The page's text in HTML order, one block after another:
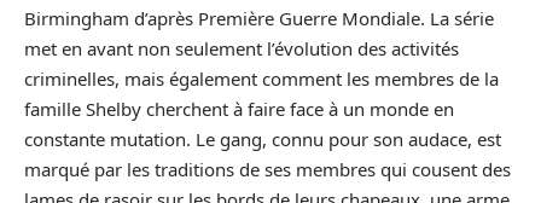
Birmingham d’après Première Guerre Mondiale. La série
met en avant non seulement l’évolution des activités
criminelles, mais également comment les membres de la
famille Shelby cherchent à faire face à un monde en
constante mutation. Le gang, connu pour son audace, est
marqué par les traditions de ses membres qui cousent des